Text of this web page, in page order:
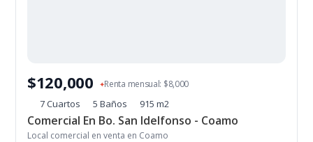
$120,000 ✦Renta mensual: $8,000
7 Cuartos 5 Baños 915 m2
Comercial En Bo. San Idelfonso - Coamo
Local comercial en venta en Coamo